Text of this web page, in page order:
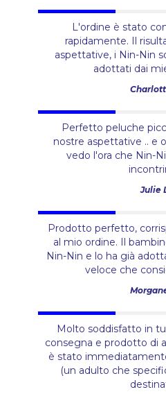
L'ordine è stato
rapidamente. Il
aspettative, i Nin-Nin
adottati dai
Perfetto peluche
nostre aspettative .. e
vedo l'ora che Nin-
Julie
Prodotto perfetto,
al mio ordine. Il
Nin-Nin e lo ha già
veloce che
Molto soddisfatto in
consegna e prodotto di
è stato
(un adulto che